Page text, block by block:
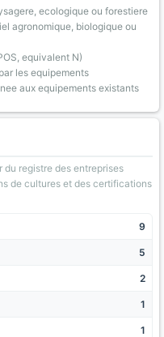
ecologique ou forestiere
agronomique, biologique ou
equivalent N)
les equipements
aux equipements existants
du registre des entreprises
de cultures et des certifications
9
5
2
1
1